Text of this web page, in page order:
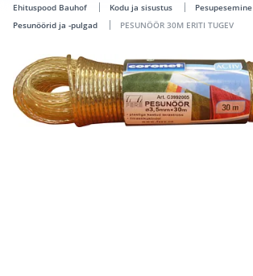
Ehituspood Bauhof Kodu ja sisustus
Pesupesemine
Pesunöörid ja -pulgad
PESUNÖÖR 30M ERITI TUGEV